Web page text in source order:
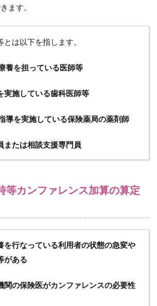
ます。
は以下を指します。
養を担っている医師等
施している歯科医師等
導を実施している保険薬局の薬剤師
たは相談支援専門員
等カンファレンス加算の算定
を行なっている利用者の状態の急変や
がある
関の保険医がカンファレンスの必要性